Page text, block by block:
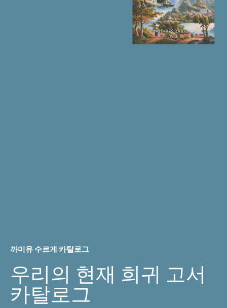
까미유 수르게 카탈로그
우리의 현재 희귀 고서
카탈로그